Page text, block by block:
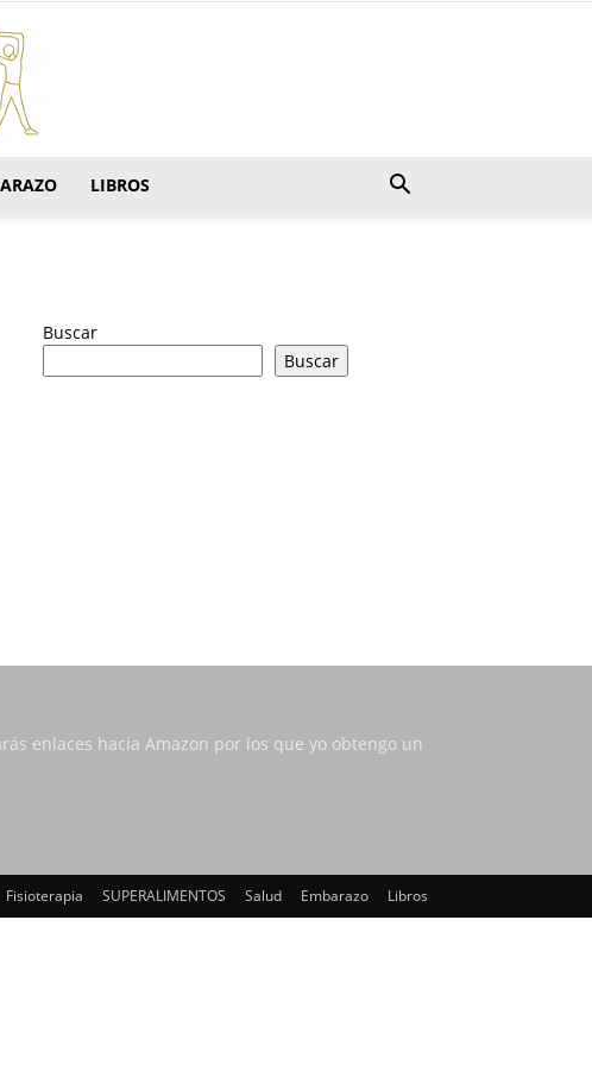
LIBROS
Buscar
Buscar
enlaces hacia Amazon por los que yo obtengo un
Fisioterapia SUPERALIMENTOS Salud Embarazo Libros